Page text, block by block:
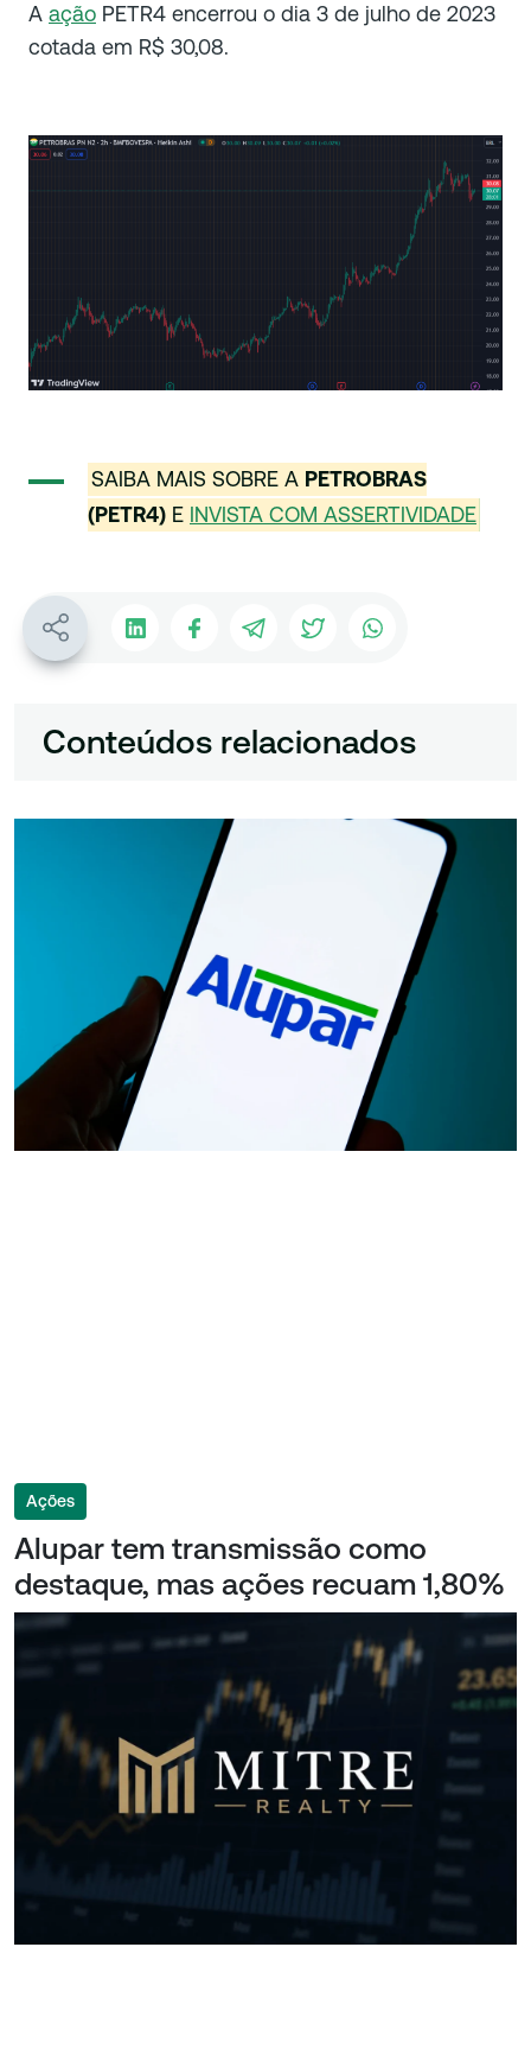
A ação PETR4 encerrou o dia 3 de julho de 2023
cotada em R$ 30,08.
SAIBA MAIS SOBRE A PETROBRAS
(PETR4) E INVISTA COM ASSERTIVIDADE
Conteúdos relacionados
Ações
Alupar tem transmissão como
destaque, mas ações recuam 1,80%